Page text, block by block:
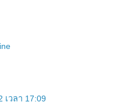
เวลา 17:09